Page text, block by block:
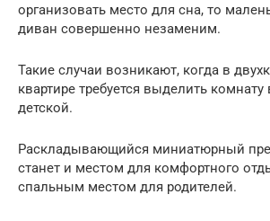
организовать место для сна, то
диван совершенно незаменим.
Такие случаи возникают, когда в
квартире требуется выделить комнату
детской.
Раскладывающийся миниатюрный
станет и местом для комфортного
спальным местом для родителей.